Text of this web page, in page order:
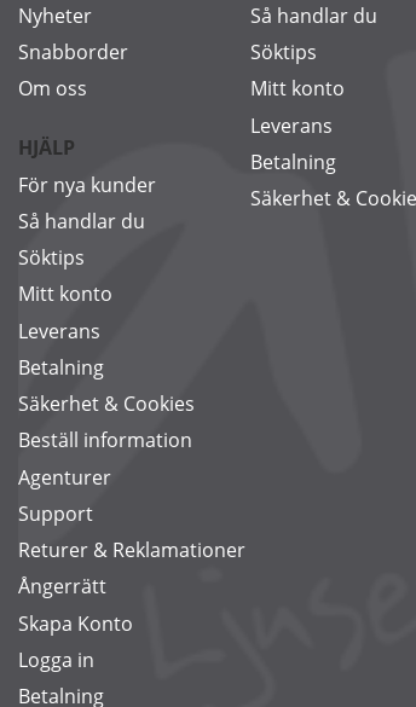
Nyheter
Snabborder
Om oss
HJÄLP
För nya kunder
Så handlar du
Söktips
Mitt konto
Leverans
Betalning
Säkerhet & Cookies
Beställ information
Agenturer
Support
Returer & Reklamationer
Ångerrätt
Skapa Konto
Logga in
Betalning
Så handlar du
Söktips
Mitt konto
Leverans
Betalning
Säkerhet &